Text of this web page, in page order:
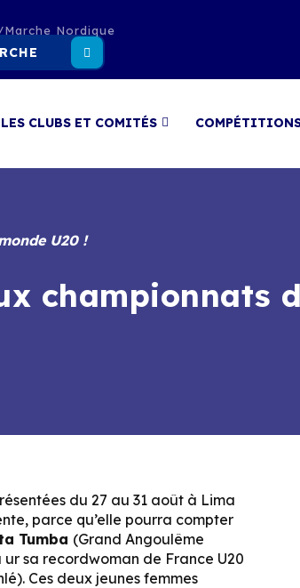
Marche Nordique
LES CLUBS ET COMITÉS
U20 !
championnats
du 27 au 31 août à Lima
parce qu’elle pourra compter
Tumba (Grand Angoulême
sa recordwoman de France U20
Ces deux jeunes femmes